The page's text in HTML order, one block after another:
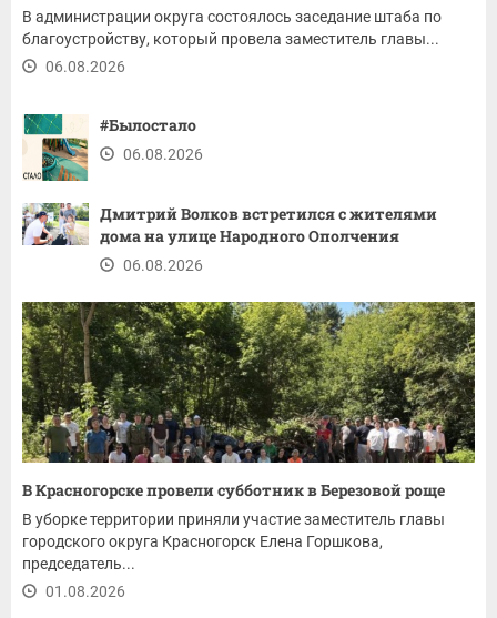
В администрации округа состоялось заседание штаба по
благоустройству, который провела заместитель главы...
06.08.2026
#Былостало
06.08.2026
Дмитрий Волков встретился с жителями
дома на улице Народного Ополчения
06.08.2026
В Красногорске провели субботник в Березовой роще
В уборке территории приняли участие заместитель главы
городского округа Красногорск Елена Горшкова,
председатель...
01.08.2026